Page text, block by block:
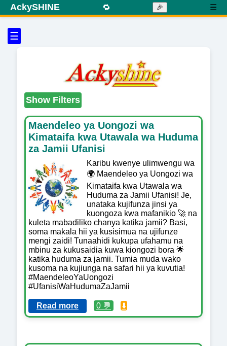
☰
AckySHINE 🔁 🎉 ☰
Show Filters
Maendeleo ya Uongozi wa
Kimataifa kwa Utawala wa Huduma
za Jamii Ufanisi
Karibu kwenye ulimwengu wa
🌍 Maendeleo ya Uongozi wa
Kimataifa kwa Utawala wa
Huduma za Jamii Ufanisi! Je,
unataka kujifunza jinsi ya
kuongoza kwa mafanikio 🚀 na
kuleta mabadiliko chanya katika jamii? Basi,
soma makala hii ya kusisimua na ujifunze
mengi zaidi! Tunaahidi kukupa ufahamu na
mbinu za kukusaidia kuwa kiongozi bora 🌟
katika huduma za jamii. Tumia muda wako
kusoma na kujiunga na safari hii ya kuvutia!
#MaendeleoYaUongozi
#UfanisiWaHudumaZaJamii
Read more 0 💬 ⬇️